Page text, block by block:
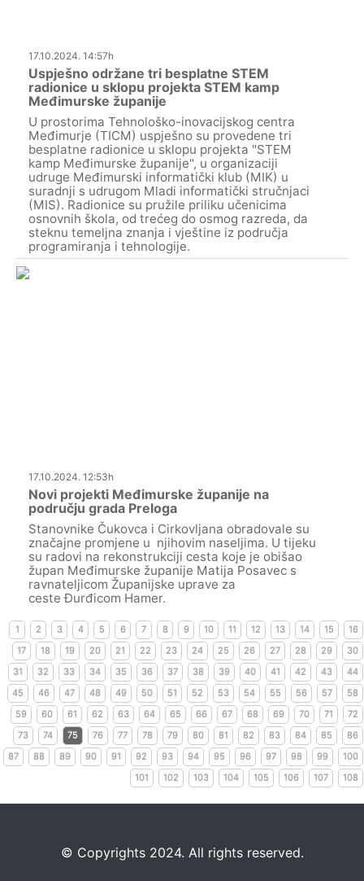
17.10.2024. 14:57h
Uspješno održane tri besplatne STEM
radionice u sklopu projekta STEM kamp
Međimurske županije
U prostorima Tehnološko-inovacijskog centra
Međimurje (TICM) uspješno su provedene tri
besplatne radionice u sklopu projekta "STEM
kamp Međimurske županije", u organizaciji
udruge Međimurski informatički klub (MIK) u
suradnji s udrugom Mladi informatički stručnjaci
(MIS). Radionice su pružile priliku učenicima
osnovnih škola, od trećeg do osmog razreda, da
steknu temeljna znanja i vještine iz područja
programiranja i tehnologije.
17.10.2024. 12:53h
Novi projekti Međimurske županije na
području grada Preloga
Stanovnike Čukovca i Cirkovljana obradovale su
značajne promjene u njihovim naseljima. U tijeku
su radovi na rekonstrukciji cesta koje je obišao
župan Međimurske županije Matija Posavec s
ravnateljicom Županijske uprave za
ceste Đurđicom Hamer.
1 2 3 4 5 6 7 8 9 10 11 12 13 14 15
16
17
18 19 20 21 22 23 24 25 26 27 28 29
30
31
32 33 34 35 36 37 38 39 40 41 42 43
44
45
46 47 48 49 50 51 52 53 54 55 56 57
58
59
60 61 62 63 64 65 66 67 68 69 70 71
72
73
74 75 76 77 78 79 80 81 82 83 84 85
86
87
88 89 90 91 92 93 94 95 96 97 98 99
100
101
102 103 104 105 106 107 108
©️ Copyrights 2024. All rights reserved.